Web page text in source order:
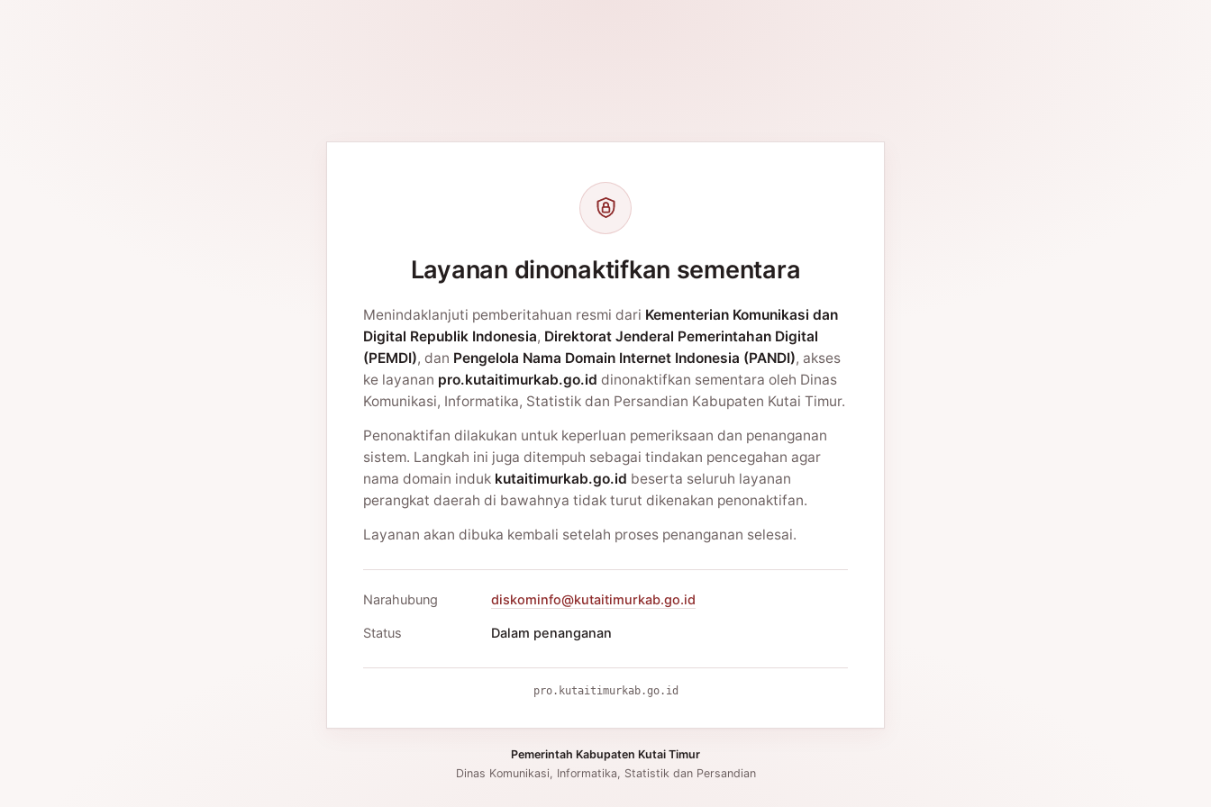
Layanan dinonaktifkan sementara
Menindaklanjuti pemberitahuan resmi dari Kementerian Komunikasi dan
Digital Republik Indonesia, Direktorat Jenderal Pemerintahan Digital
(PEMDI), dan Pengelola Nama Domain Internet Indonesia (PANDI), akses
ke layanan pro.kutaitimurkab.go.id dinonaktifkan sementara oleh Dinas
Komunikasi, Informatika, Statistik dan Persandian Kabupaten Kutai Timur.
Penonaktifan dilakukan untuk keperluan pemeriksaan dan penanganan
sistem. Langkah ini juga ditempuh sebagai tindakan pencegahan agar
nama domain induk kutaitimurkab.go.id beserta seluruh layanan
perangkat daerah di bawahnya tidak turut dikenakan penonaktifan.
Layanan akan dibuka kembali setelah proses penanganan selesai.
Narahubung diskominfo@kutaitimurkab.go.id
Status Dalam penanganan
pro.kutaitimurkab.go.id
Pemerintah Kabupaten Kutai Timur
Dinas Komunikasi, Informatika, Statistik dan Persandian